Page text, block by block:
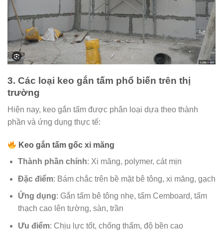
3. Các loại keo gắn tấm phổ biến trên thị
trường
Hiện nay, keo gắn tấm được phân loại dựa theo thành
phần và ứng dụng thực tế:
Keo gắn tấm gốc xi măng
Thành phần chính: Xi măng, polymer, cát mịn
Đặc điểm: Bám chắc trên bề mặt bê tông, xi măng, gạch
Ứng dụng: Gắn tấm bê tông nhẹ, tấm Cemboard, tấm
thạch cao lên tường, sàn, trần
Ưu điểm: Chịu lực tốt, chống thấm, độ bền cao